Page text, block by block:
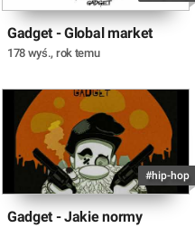
Gadget - Global market
178 wyś., rok temu
#hip-hop
Gadget - Jakie normy